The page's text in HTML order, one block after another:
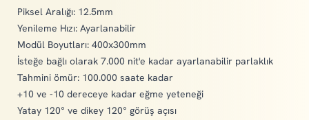
Piksel Aralığı: 12.5mm
Yenileme Hızı: Ayarlanabilir
Modül Boyutları: 400x300mm
İsteğe bağlı olarak 7.000 nit'e kadar ayarlanabilir parlaklık
Tahmini ömür: 100.000 saate kadar
+10 ve -10 dereceye kadar eğme yeteneği
Yatay 120° ve dikey 120° görüş açısı